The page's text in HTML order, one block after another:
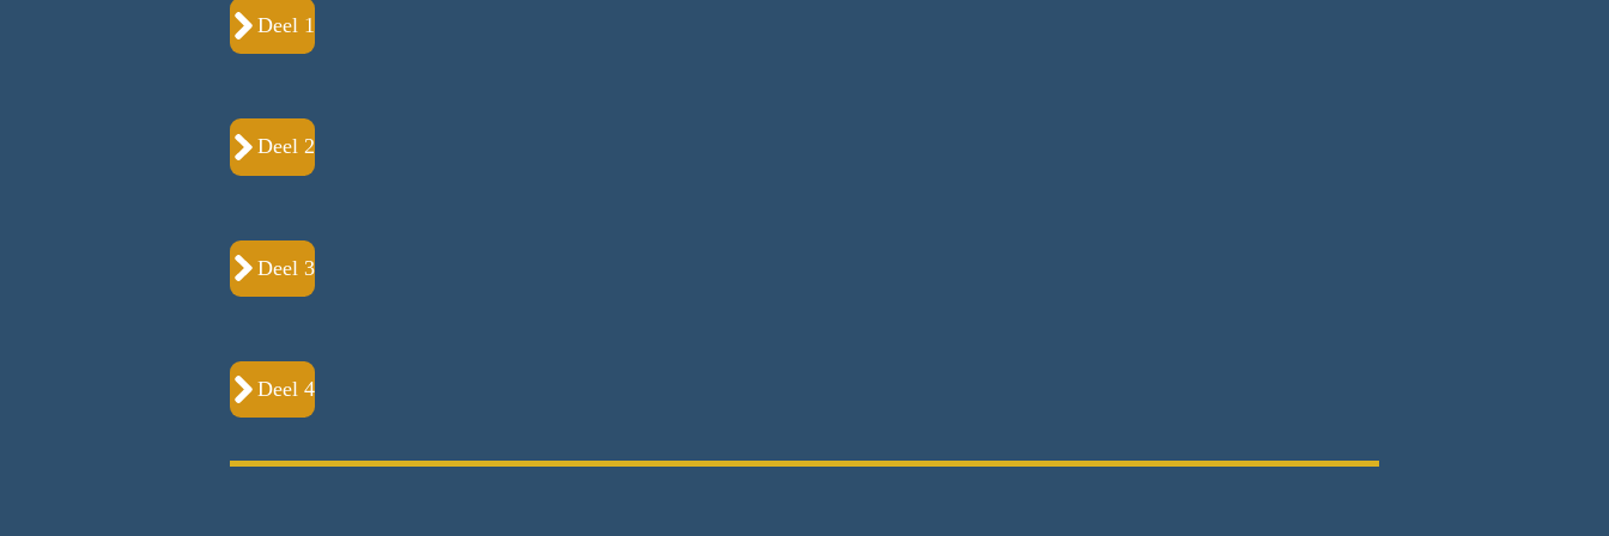
Deel 1
Deel 2
Deel 3
Deel 4